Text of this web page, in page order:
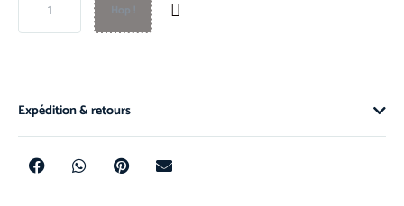
Hop !
Expédition & retours